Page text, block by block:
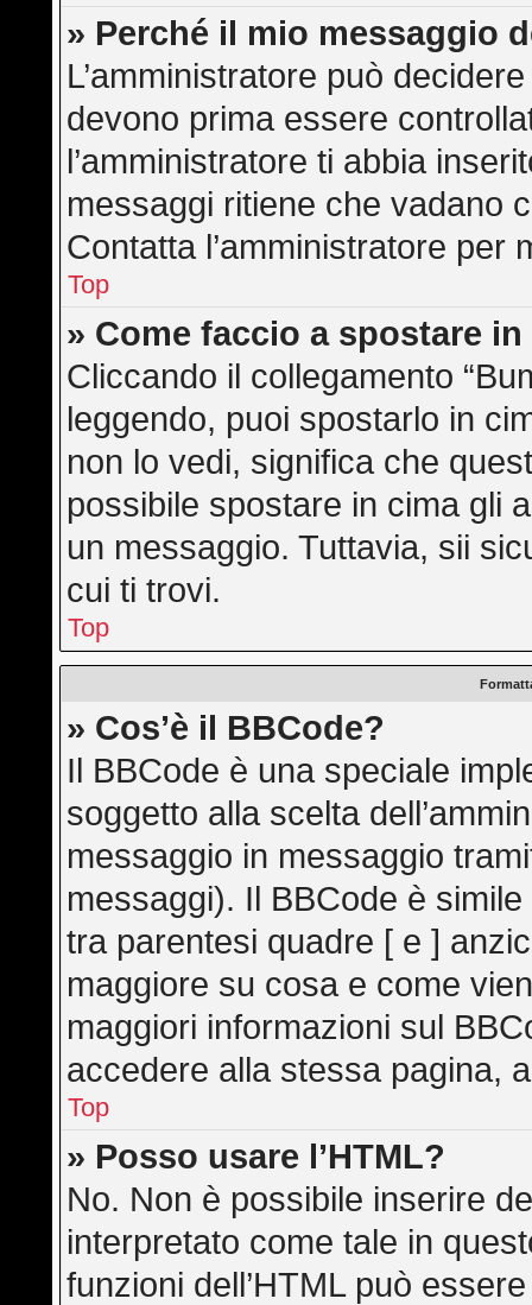
» Perché il mio messaggio
L’amministratore può
devono prima essere
l’amministratore ti abbia
messaggi ritiene che vadano
Contatta l’amministratore per
Top
» Come faccio a spostare
Cliccando il collegamento
leggendo, puoi spostarlo in
non lo vedi, significa che
possibile spostare in cima gli
un messaggio. Tuttavia, sii
cui ti trovi.
Top
» Cos’è il BBCode?
Il BBCode è una speciale
soggetto alla scelta
messaggio in messaggio
messaggi). Il BBCode è
tra parentesi quadre [ e ]
maggiore su cosa e come
maggiori informazioni sul
accedere alla stessa pagina,
Top
» Posso usare l’HTML?
No. Non è possibile inserire
interpretato come tale in
funzioni dell’HTML può